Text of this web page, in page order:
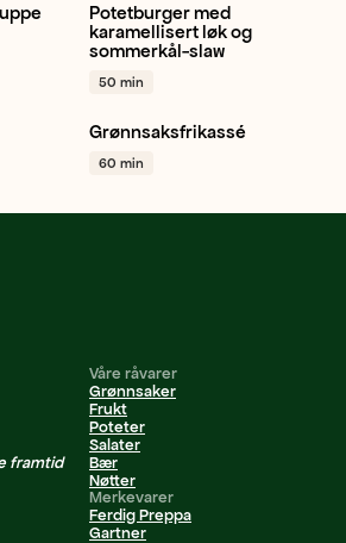
Gul løk
Potet Hvitløk Vårløk
Potetburger med
karamellisert løk og
sommerkål-slaw
50 min
Pastinakk
Grønnsaksfrikassé
60 min
framtid
Våre råvarer
Grønnsaker
Frukt
Poteter
Salater
Bær
Nøtter
Merkevarer
Ferdig Preppa
Gartner